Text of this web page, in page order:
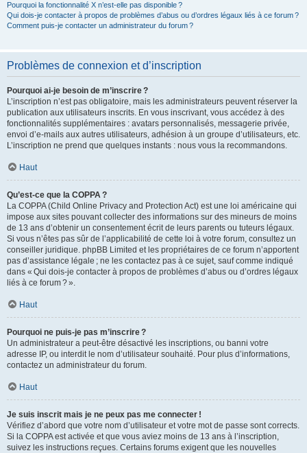
Pourquoi la fonctionnalité X n’est-elle pas disponible ?
Qui dois-je contacter à propos de problèmes d’abus ou d’ordres légaux liés à ce forum ?
Comment puis-je contacter un administrateur du forum ?
Problèmes de connexion et d’inscription
Pourquoi ai-je besoin de m’inscrire ?
L’inscription n’est pas obligatoire, mais les administrateurs peuvent réserver la
publication aux utilisateurs inscrits. En vous inscrivant, vous accédez à des
fonctionnalités supplémentaires : avatars personnalisés, messagerie privée,
envoi d’e-mails aux autres utilisateurs, adhésion à un groupe d’utilisateurs, etc.
L’inscription ne prend que quelques instants : nous vous la recommandons.
Haut
Qu’est-ce que la COPPA ?
La COPPA (Child Online Privacy and Protection Act) est une loi américaine qui
impose aux sites pouvant collecter des informations sur des mineurs de moins
de 13 ans d’obtenir un consentement écrit de leurs parents ou tuteurs légaux.
Si vous n’êtes pas sûr de l’applicabilité de cette loi à votre forum, consultez un
conseiller juridique. phpBB Limited et les propriétaires de ce forum n’apportent
pas d’assistance légale ; ne les contactez pas à ce sujet, sauf comme indiqué
dans « Qui dois-je contacter à propos de problèmes d’abus ou d’ordres légaux
liés à ce forum ? ».
Haut
Pourquoi ne puis-je pas m’inscrire ?
Un administrateur a peut-être désactivé les inscriptions, ou banni votre
adresse IP, ou interdit le nom d’utilisateur souhaité. Pour plus d’informations,
contactez un administrateur du forum.
Haut
Je suis inscrit mais je ne peux pas me connecter !
Vérifiez d’abord que votre nom d’utilisateur et votre mot de passe sont corrects.
Si la COPPA est activée et que vous aviez moins de 13 ans à l’inscription,
suivez les instructions reçues. Certains forums exigent que les nouvelles